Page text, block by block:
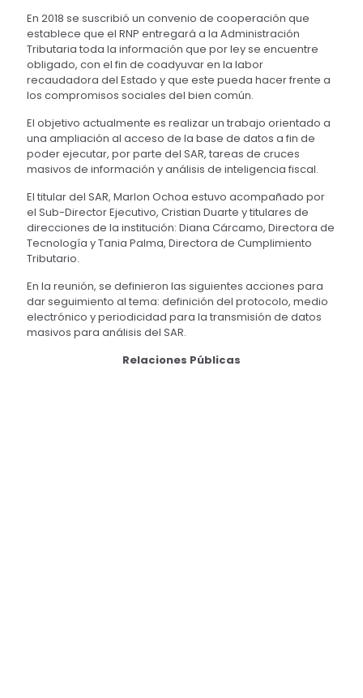
En 2018 se suscribió un convenio de cooperación que
establece que el RNP entregará a la Administración
Tributaria toda la información que por ley se encuentre
obligado, con el fin de coadyuvar en la labor
recaudadora del Estado y que este pueda hacer frente a
los compromisos sociales del bien común.
El objetivo actualmente es realizar un trabajo orientado a
una ampliación al acceso de la base de datos a fin de
poder ejecutar, por parte del SAR, tareas de cruces
masivos de información y análisis de inteligencia fiscal.
El titular del SAR, Marlon Ochoa estuvo acompañado por
el Sub-Director Ejecutivo, Cristian Duarte y titulares de
direcciones de la institución: Diana Cárcamo, Directora de
Tecnología y Tania Palma, Directora de Cumplimiento
Tributario.
En la reunión, se definieron las siguientes acciones para
dar seguimiento al tema: definición del protocolo, medio
electrónico y periodicidad para la transmisión de datos
masivos para análisis del SAR.
Relaciones Públicas